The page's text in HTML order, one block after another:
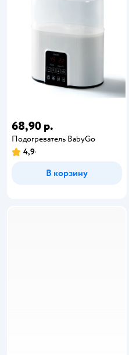
68,90 р.
Подогреватель BabyGo
4,9
В корзину